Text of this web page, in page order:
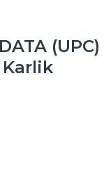
(UPC)
Karlik